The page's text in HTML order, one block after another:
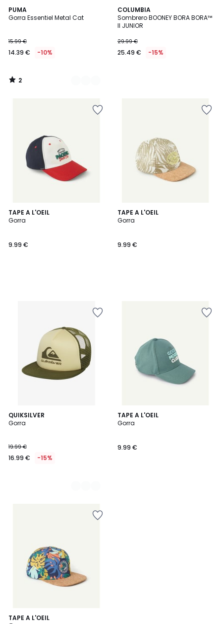
PUMA
Gorra Essentiel Metal Cat
15.99 €
14.39 € -10%
2
/
2
Colores
2
/
COLUMBIA
Sombrero BOONEY BORA BORA™
II JUNIOR
29.99 €
25.49 € -15%
TAPE A L'OEIL
Gorra
9.99 €
TAPE A L'OEIL
Gorra
9.99 €
QUIKSILVER
Gorra
19.99 €
16.99 € -15%
2
Colores
TAPE A L'OEIL
Gorra
9.99 €
TAPE A L'OEIL
1